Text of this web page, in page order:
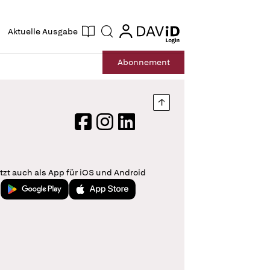
Aktuelle Ausgabe Suche login
login
Abonnement
Nach oben springen
FacebookInstagram
LinkedIn
auch als App für iOS und Android
Jetzt bei Google PlayLaden im App Store